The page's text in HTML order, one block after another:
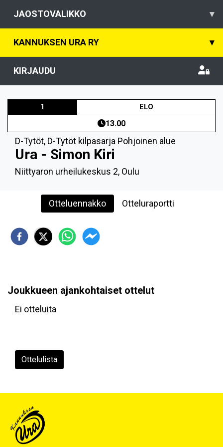
JAOSTOVALIKKO ▾
KANNUKSEN URA RY ▾
KIRJAUDU
1 ELO
13.00
D-Tytöt, D-Tytöt kilpasarja Pohjoinen alue
Ura - Simon Kiri
Niittyaron urheilukeskus 2, Oulu
Otteluennakko Otteluraportti
Joukkueen ajankohtaiset ottelut
Ei otteluita
Ottelulista